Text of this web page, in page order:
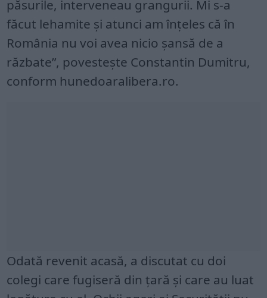
păsurile, interveneau grangurii. Mi s-a
făcut lehamite şi atunci am înţeles că în
România nu voi avea nicio şansă de a
răzbate”, povesteşte Constantin Dumitru,
conform hunedoaralibera.ro.
Odată revenit acasă, a discutat cu doi
colegi care fugiseră din ţară şi care au luat